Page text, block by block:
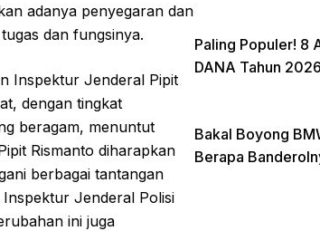
adanya penyegaran dan
dan fungsinya.
Inspektur Jenderal Pipit
dengan tingkat
beragam, menuntut
Rismanto diharapkan
berbagai tantangan
Inspektur Jenderal Polisi
ini juga
Paling Populer! 8
DANA Tahun 2026
Bakal Boyong
Berapa